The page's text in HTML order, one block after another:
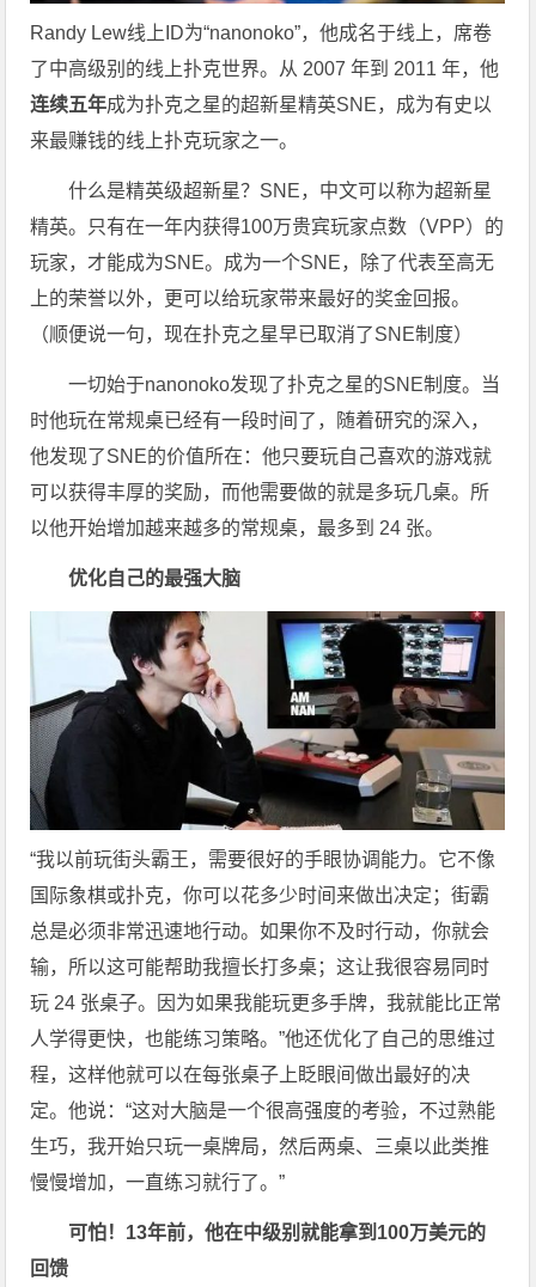
Randy Lew线上ID为“nanonoko”，他成名于线上，席卷
了中高级别的线上扑克世界。从 2007 年到 2011 年，他
连续五年成为扑克之星的超新星精英SNE，成为有史以
来最赚钱的线上扑克玩家之一。
什么是精英级超新星？SNE，中文可以称为超新星
精英。只有在一年内获得100万贵宾玩家点数（VPP）的
玩家，才能成为SNE。成为一个SNE，除了代表至高无
上的荣誉以外，更可以给玩家带来最好的奖金回报。
（顺便说一句，现在扑克之星早已取消了SNE制度）
一切始于nanonoko发现了扑克之星的SNE制度。当
时他玩在常规桌已经有一段时间了，随着研究的深入，
他发现了SNE的价值所在：他只要玩自己喜欢的游戏就
可以获得丰厚的奖励，而他需要做的就是多玩几桌。所
以他开始增加越来越多的常规桌，最多到 24 张。
优化自己的最强大脑
“我以前玩街头霸王，需要很好的手眼协调能力。它不像
国际象棋或扑克，你可以花多少时间来做出决定；街霸
总是必须非常迅速地行动。如果你不及时行动，你就会
输，所以这可能帮助我擅长打多桌；这让我很容易同时
玩 24 张桌子。因为如果我能玩更多手牌，我就能比正常
人学得更快，也能练习策略。”他还优化了自己的思维过
程，这样他就可以在每张桌子上眨眼间做出最好的决
定。他说：“这对大脑是一个很高强度的考验，不过熟能
生巧，我开始只玩一桌牌局，然后两桌、三桌以此类推
慢慢增加，一直练习就行了。”
可怕！13年前，他在中级别就能拿到100万美元的
回馈